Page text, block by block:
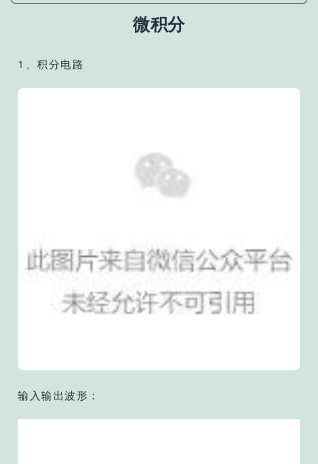
微积分
1、积分电路
输入输出波形：